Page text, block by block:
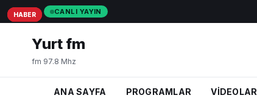
CANLI YAYIN
Yurt fm
fm 97.8 Mhz
ANA SAYFA PROGRAMLAR VİDEOLAR
HABER
HABER
HABER